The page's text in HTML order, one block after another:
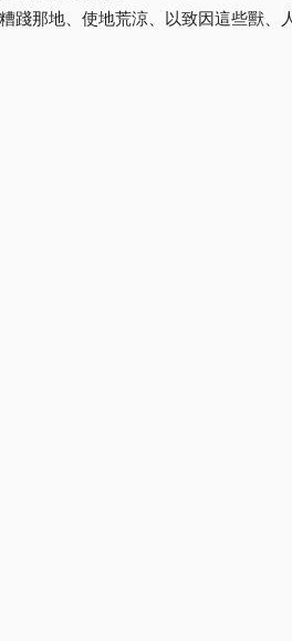
踐那地、使地荒涼、以致因這些獸、